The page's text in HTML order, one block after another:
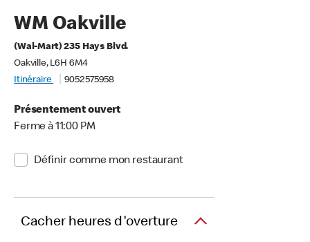
WM Oakville
(Wal-Mart) 235 Hays Blvd.
Oakville, L6H 6M4
Itinéraire
9052575958
Présentement ouvert
Ferme à 11:00 PM
Définir comme mon restaurant
Cacher heures d'overture